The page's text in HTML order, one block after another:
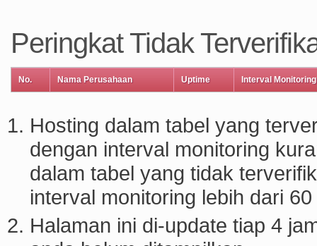
Peringkat Tidak
No. Nama Perusahaan Uptime Interval
Hosting dalam tabel yang
dengan interval monitoring
dalam tabel yang tidak
interval monitoring lebih dari
Halaman ini di-update tiap 4